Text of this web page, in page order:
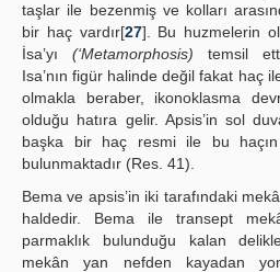
taşlar ile bezenmiş ve kolları
bir haç vardır[27]. Bu huzmelerin
İsa’yı (‘Metamorphosis) temsil
Isa’nın figür halinde değil fakat haç
olmakla beraber, ikonoklasma
olduğu hatıra gelir. Apsis’in sol
başka bir haç resmi ile bu haçın
bulunmaktadır (Res. 41).
Bema ve apsis’in iki tarafındaki
haldedir. Bema ile transept
parmaklık bulunduğu kalan
mekân yan nefden kayadan